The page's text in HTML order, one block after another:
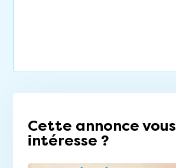
Cette annonce vous
intéresse ?